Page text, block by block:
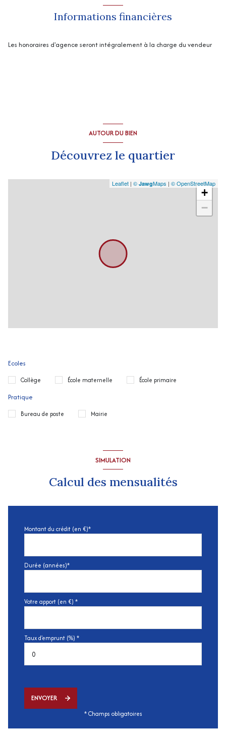
Informations financières
Les honoraires d'agence seront intégralement à la charge du vendeur
AUTOUR DU BIEN
Découvrez le quartier
+
−
Leaflet | © JawgMaps | © OpenStreetMap
Ecoles
Collège École maternelle École primaire
Pratique
Bureau de poste Mairie
SIMULATION
Calcul des mensualités
Montant du crédit (en €)*
Durée (années)*
Votre apport (en €) *
Taux d'emprunt (%) *
ENVOYER
* Champs obligatoires